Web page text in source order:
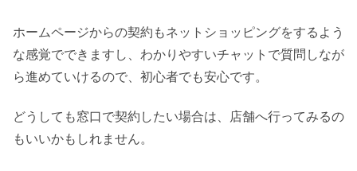
ホームページからの契約もネットショッピングをするよう
な感覚でできますし、わかりやすいチャットで質問しなが
ら進めていけるので、初心者でも安心です。
どうしても窓口で契約したい場合は、店舗へ行ってみるの
もいいかもしれません。